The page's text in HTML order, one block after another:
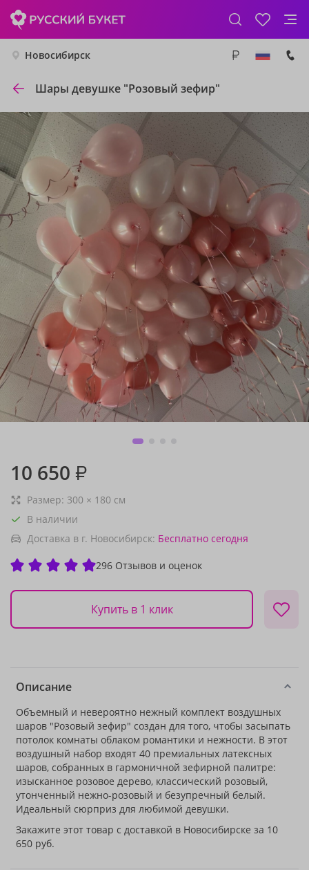
Новосибирск
Шары девушке "Розовый зефир"
10 650 ₽
Размер: 300 × 180 см
В наличии
Доставка в г. Новосибирск: Бесплатно сегодня
296 Отзывов и оценок
Купить в 1 клик
Описание
Объемный и невероятно нежный комплект воздушных
шаров "Розовый зефир" создан для того, чтобы засыпать
потолок комнаты облаком романтики и нежности. В этот
воздушный набор входят 40 премиальных латексных
шаров, собранных в гармоничной зефирной палитре:
изысканное розовое дерево, классический розовый,
утонченный нежно-розовый и безупречный белый.
Идеальный сюрприз для любимой девушки.
Закажите этот товар с доставкой в Новосибирске за 10
650 руб.